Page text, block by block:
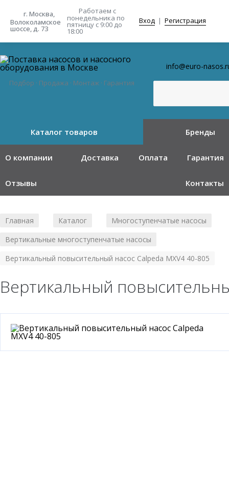
г. Москва,
Волоколамское
шоссе, д. 73
Работаем с
понедельника по
пятницу с 9:00 до
18:00
Вход | Регистрация
Подбор · Продажа · Монтаж · Гарантия
info@euro-
Каталог товаров Бренды
О компании Доставка Оплата Гарантия
Отзывы Контакты
Главная Каталог Многоступенчатые насосы
Вертикальные многоступенчатые насосы
Вертикальный повысительный насос Calpeda MXV4 40-805
Вертикальный